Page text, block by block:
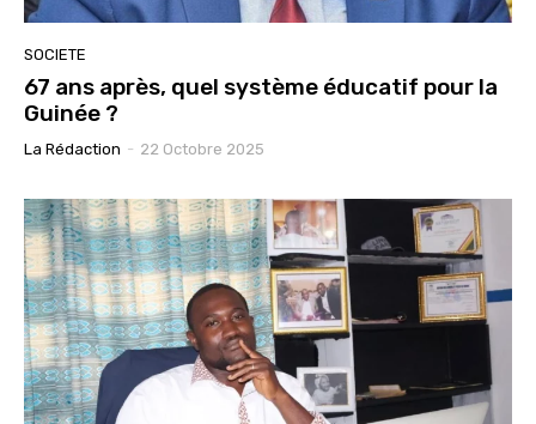
SOCIETE
67 ans après, quel système éducatif pour la
Guinée ?
La Rédaction - 22 Octobre 2025